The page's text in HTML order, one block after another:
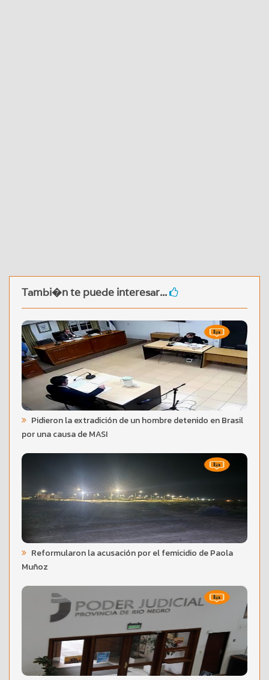
Tambi�n te puede interesar...
Pidieron la extradición de un hombre detenido en Brasil
por una causa de MASI
Reformularon la acusación por el femicidio de Paola
Muñoz